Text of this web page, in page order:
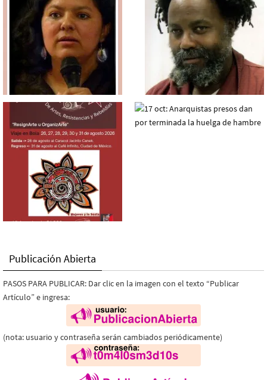
Publicación Abierta
PASOS PARA PUBLICAR: Dar clic en la imagen con el texto “Publicar
Artículo” e ingresa:
(nota: usuario y contraseña serán cambiados periódicamente)